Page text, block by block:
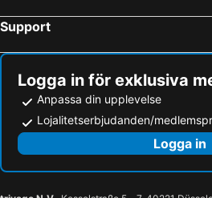
Support
Logga in för exklusiva
Anpassa din upplevelse
Lojalitetserbjudanden/
Logga in